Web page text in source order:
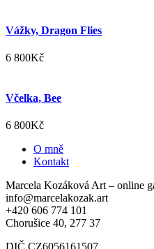
Vážky, Dragon Flies
6 800Kč
Včelka, Bee
6 800Kč
O mně
Kontakt
Marcela Kozáková Art – online
info@marcelakozak.art
+420 606 774 101
Chorušice 40, 277 37
DIČ CZ6056161507